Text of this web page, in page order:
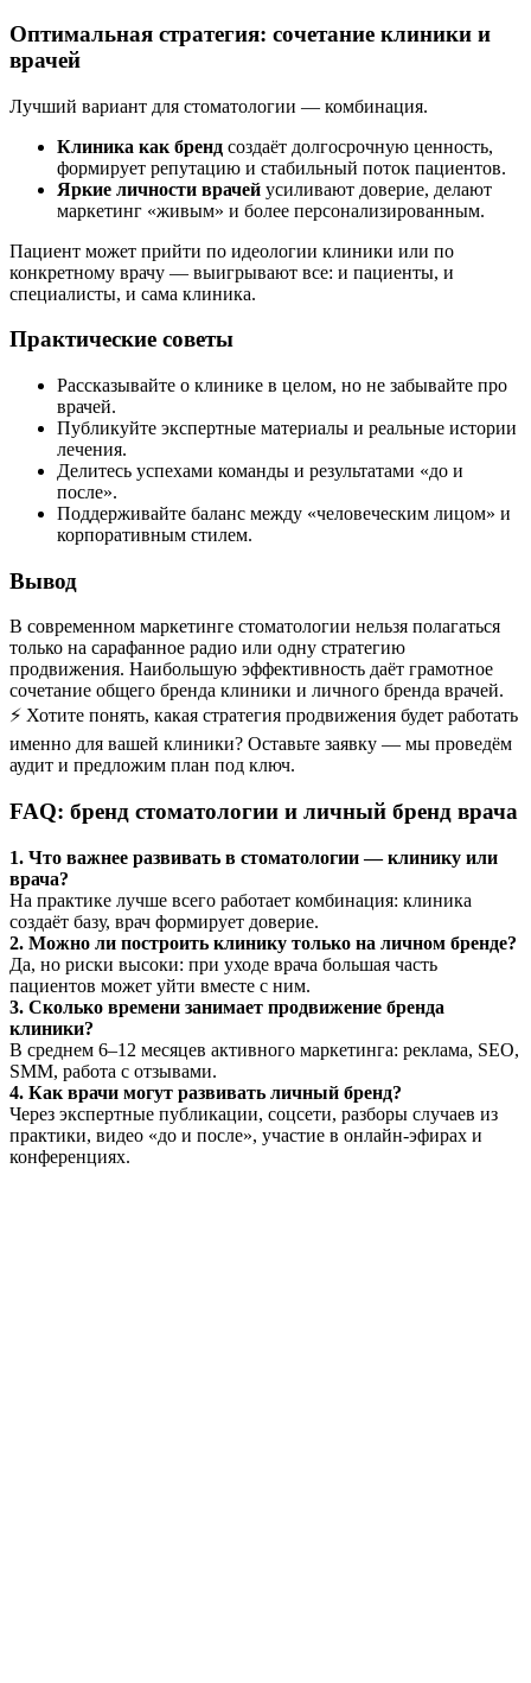
Оптимальная стратегия: сочетание клиники и
врачей
Лучший вариант для стоматологии — комбинация.
Клиника как бренд создаёт долгосрочную ценность,
формирует репутацию и стабильный поток пациентов.
Яркие личности врачей усиливают доверие, делают
маркетинг «живым» и более персонализированным.
Пациент может прийти по идеологии клиники или по
конкретному врачу — выигрывают все: и пациенты, и
специалисты, и сама клиника.
Практические советы
Рассказывайте о клинике в целом, но не забывайте про
врачей.
Публикуйте экспертные материалы и реальные истории
лечения.
Делитесь успехами команды и результатами «до и
после».
Поддерживайте баланс между «человеческим лицом» и
корпоративным стилем.
Вывод
В современном маркетинге стоматологии нельзя полагаться
только на сарафанное радио или одну стратегию
продвижения. Наибольшую эффективность даёт грамотное
сочетание общего бренда клиники и личного бренда врачей.
⚡ Хотите понять, какая стратегия продвижения будет работать
именно для вашей клиники? Оставьте заявку — мы проведём
аудит и предложим план под ключ.
FAQ: бренд стоматологии и личный бренд врача
1. Что важнее развивать в стоматологии — клинику или
врача?
На практике лучше всего работает комбинация: клиника
создаёт базу, врач формирует доверие.
2. Можно ли построить клинику только на личном бренде?
Да, но риски высоки: при уходе врача большая часть
пациентов может уйти вместе с ним.
3. Сколько времени занимает продвижение бренда
клиники?
В среднем 6–12 месяцев активного маркетинга: реклама, SEO,
SMM, работа с отзывами.
4. Как врачи могут развивать личный бренд?
Через экспертные публикации, соцсети, разборы случаев из
практики, видео «до и после», участие в онлайн-эфирах и
конференциях.